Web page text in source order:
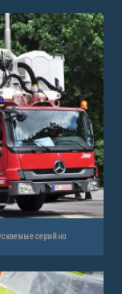
серийно